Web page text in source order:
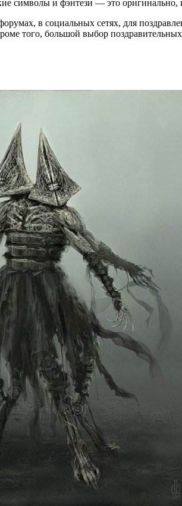
символы и фэнтези — это оригинально,
в социальных сетях, для
того, большой выбор